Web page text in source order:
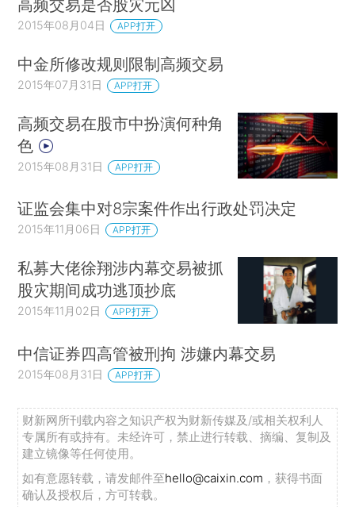
高频交易是否股灾元凶
2015年08月04日 APP打开
中金所修改规则限制高频交易
2015年07月31日 APP打开
高频交易在股市中扮演何种角
色
2015年08月31日 APP打开
证监会集中对8宗案件作出行政处罚决定
2015年11月06日 APP打开
私募大佬徐翔涉内幕交易被抓
股灾期间成功逃顶抄底
2015年11月02日 APP打开
中信证券四高管被刑拘 涉嫌内幕交易
2015年08月31日 APP打开
财新网所刊载内容之知识产权为财新传媒及/或相关权利人
专属所有或持有。未经许可，禁止进行转载、摘编、复制及
建立镜像等任何使用。
如有意愿转载，请发邮件至hello@caixin.com ，获得书面
确认及授权后，方可转载。